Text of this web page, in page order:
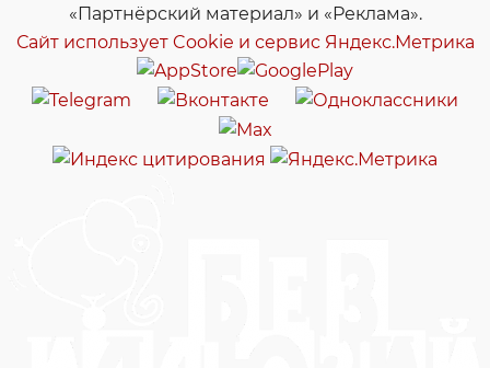
«Партнёрский материал» и «Реклама».
Сайт использует Cookie и сервиc Яндекс.Метрика